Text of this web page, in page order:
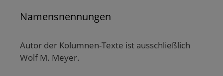
Namensnennungen
Autor der Kolumnen-Texte ist ausschließlich
Wolf M. Meyer.